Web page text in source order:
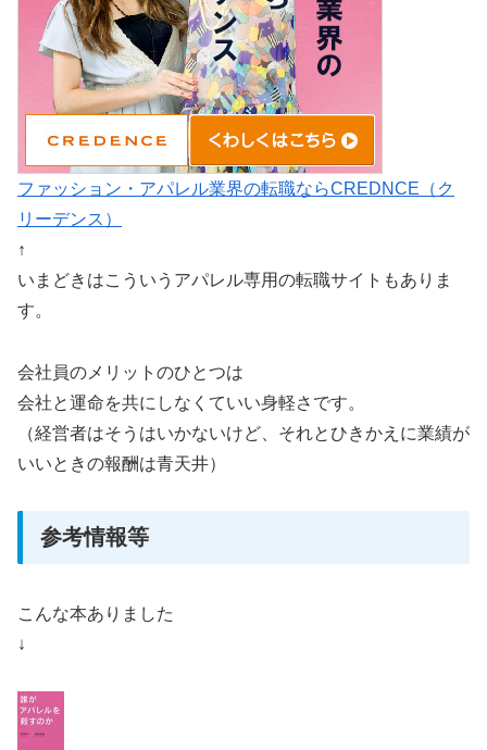
ファッション・アパレル業界の転職ならCREDNCE（ク
リーデンス）
↑
いまどきはこういうアパレル専用の転職サイトもありま
す。
会社員のメリットのひとつは
会社と運命を共にしなくていい身軽さです。
（経営者はそうはいかないけど、それとひきかえに業績が
いいときの報酬は青天井）
参考情報等
こんな本ありました
↓